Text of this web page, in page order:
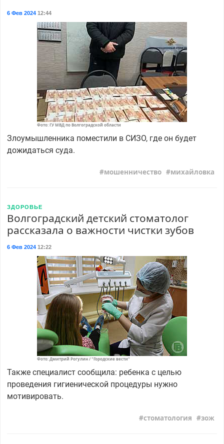
6 Фев 202412:44
Фото: ГУ МВД по Волгоградской области
Злоумышленника поместили в СИЗО, где он будет
дожидаться суда.
мошенничество михайловка
ЗДОРОВЬЕ
Волгоградский детский стоматолог
рассказала о важности чистки зубов
6 Фев 202412:22
Фото: Дмитрий Рогулин / "Городские вести"
Также специалист сообщила: ребенка с целью
проведения гигиенической процедуры нужно
мотивировать.
стоматология зож